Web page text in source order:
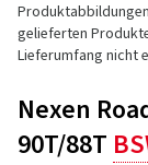
gelieferten
Lieferumfang nicht
Nexen
90T/88T